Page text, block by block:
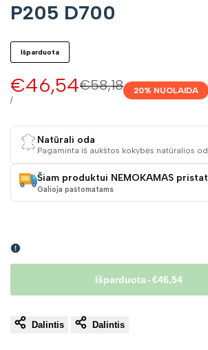
P205 D700
Išparduota
Įprasta
€58,18
Pardavimo
kaina
€46,54
VIENETO
/
20% NUOLAIDA
Natūrali oda
Pagaminta iš aukštos kokybės natūralios
Šiam produktui NEMOKAMAS
Galioja paštomatams
Išparduota-€46,54
Dalintis Dalintis